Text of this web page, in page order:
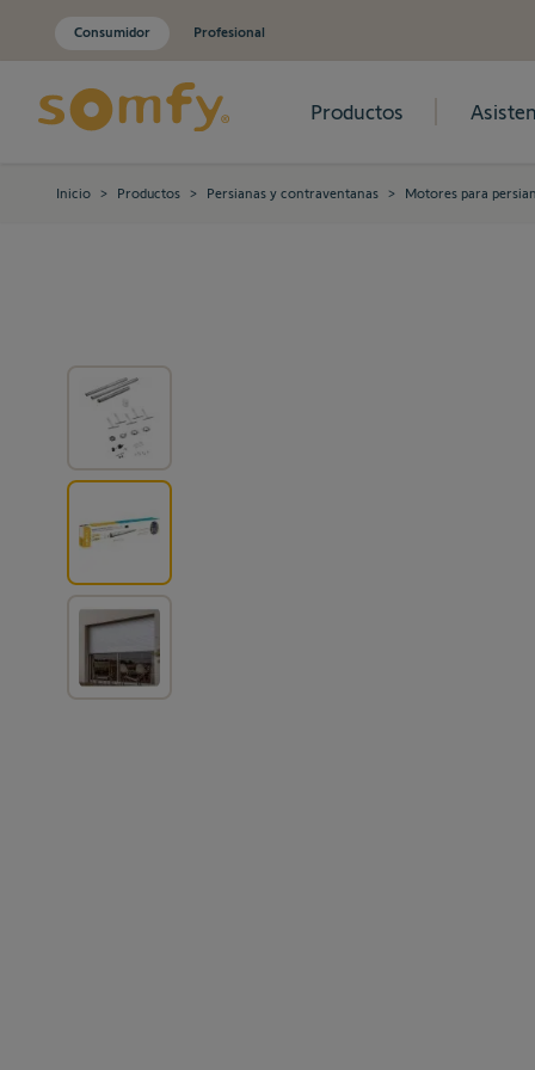
Consumidor Profesional
Productos
Inicio > Productos > Persianas y contraventanas > Motores para
View larger image
View larger image